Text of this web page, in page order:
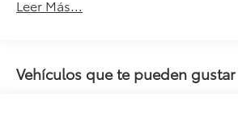
Leer Más...
Vehículos que te pueden gustar